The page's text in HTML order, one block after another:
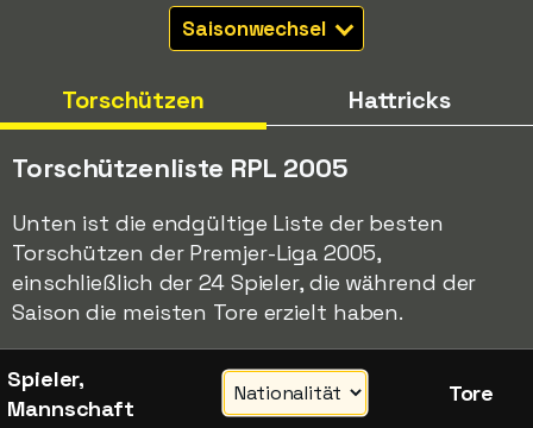
Saisonwechsel
Torschützen Hattricks
Torschützenliste RPL 2005
Unten ist die endgültige Liste der besten
Torschützen der Premjer-Liga 2005,
einschließlich der 24 Spieler, die während der
Saison die meisten Tore erzielt haben.
Spieler,
Mannschaft
Tore